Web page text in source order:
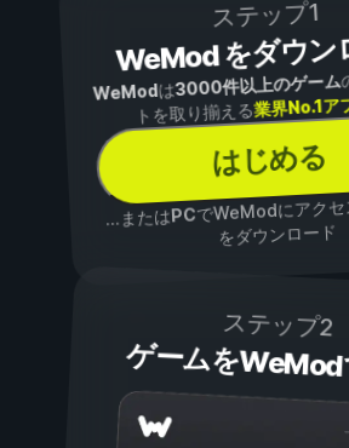
ステップ1
WeMod をダウン
WeModは3000件以上のゲーム
トを取り揃える業界No.1ア
はじめる
...またはPCでWeModにアクセ
をダウンロード
ステップ2
ゲームをWeMod